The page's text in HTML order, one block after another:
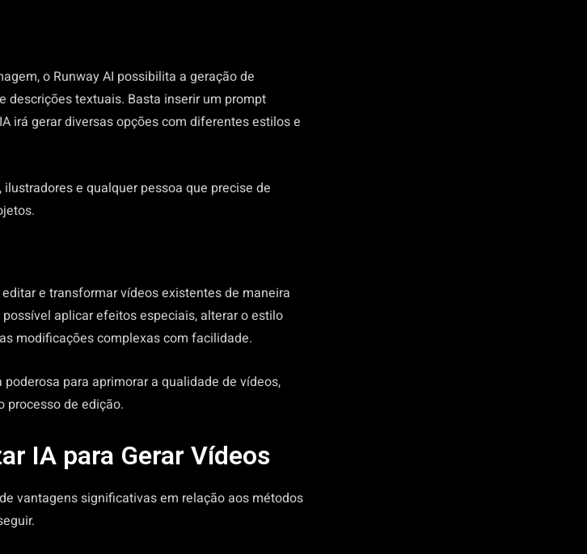
o Runway AI possibilita a geração de
descrições textuais. Basta inserir um prompt
irá gerar diversas opções com diferentes estilos e
e qualquer pessoa que precise de
e transformar vídeos existentes de maneira
aplicar efeitos especiais, alterar o estilo
modificações complexas com facilidade.
para aprimorar a qualidade de vídeos,
processo de edição.
IA para Gerar Vídeos
vantagens significativas em relação aos métodos